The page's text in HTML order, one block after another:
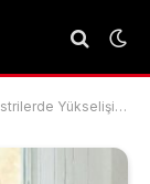
Sürdürüyor